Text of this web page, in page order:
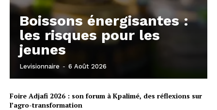
Boissons énergisantes :
les risques pour les
jeunes
Levisionnaire - 6 Août 2026
Foire Adjafi 2026 : son forum à Kpalimé, des réflexions sur
l’agro-transformation